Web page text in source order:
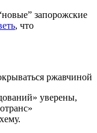
запорожские
, что
ржавчиной
уверены,